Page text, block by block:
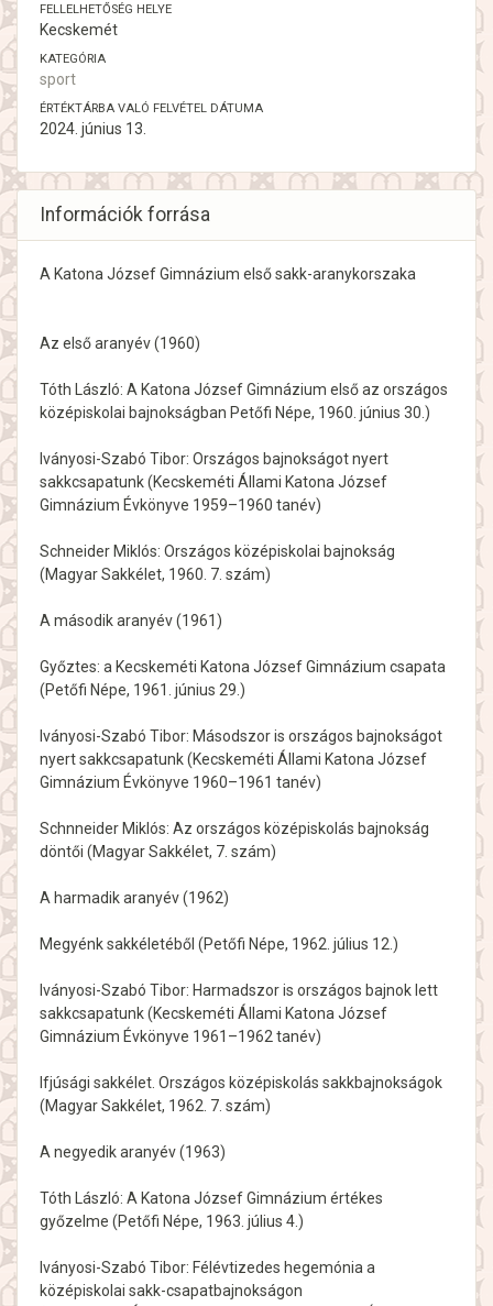
FELLELHETŐSÉG HELYE
Kecskemét
KATEGÓRIA
sport
ÉRTÉKTÁRBA VALÓ FELVÉTEL DÁTUMA
2024. június 13.
Információk forrása
A Katona József Gimnázium első sakk-aranykorszaka
Az első aranyév (1960)
Tóth László: A Katona József Gimnázium első az országos
középiskolai bajnokságban Petőfi Népe, 1960. június 30.)
Iványosi-Szabó Tibor: Országos bajnokságot nyert
sakkcsapatunk (Kecskeméti Állami Katona József
Gimnázium Évkönyve 1959–1960 tanév)
Schneider Miklós: Országos középiskolai bajnokság
(Magyar Sakkélet, 1960. 7. szám)
A második aranyév (1961)
Győztes: a Kecskeméti Katona József Gimnázium csapata
(Petőfi Népe, 1961. június 29.)
Iványosi-Szabó Tibor: Másodszor is országos bajnokságot
nyert sakkcsapatunk (Kecskeméti Állami Katona József
Gimnázium Évkönyve 1960–1961 tanév)
Schnneider Miklós: Az országos középiskolás bajnokság
döntői (Magyar Sakkélet, 7. szám)
A harmadik aranyév (1962)
Megyénk sakkéletéből (Petőfi Népe, 1962. július 12.)
Iványosi-Szabó Tibor: Harmadszor is országos bajnok lett
sakkcsapatunk (Kecskeméti Állami Katona József
Gimnázium Évkönyve 1961–1962 tanév)
Ifjúsági sakkélet. Országos középiskolás sakkbajnokságok
(Magyar Sakkélet, 1962. 7. szám)
A negyedik aranyév (1963)
Tóth László: A Katona József Gimnázium értékes
győzelme (Petőfi Népe, 1963. július 4.)
Iványosi-Szabó Tibor: Félévtizedes hegemónia a
középiskolai sakk-csapatbajnokságon